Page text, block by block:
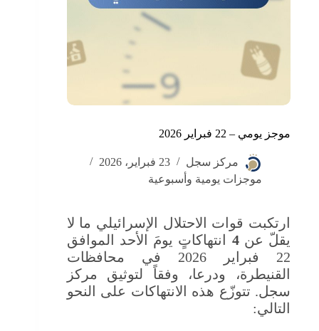
موجز يومي – 22 فبراير 2026
مركز سجل
23 فبراير، 2026
موجزات يومية وأسبوعية
ارتكبت قوات الاحتلال الإسرائيلي ما لا
يقلّ عن4 انتهاكاتٍ يومَ الأحد الموافق
22 فبراير 2026 في محافظات
القنيطرة، ودرعا، وفقاً لتوثيق مركز
سجل. تتوزّع هذه الانتهاكات على النحو
التالي: